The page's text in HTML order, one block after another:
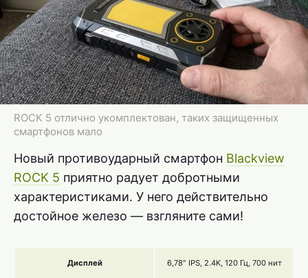
ROCK 5 отлично укомплектован, таких защищенных
смартфонов мало
Новый противоударный смартфон Blackview
ROCK 5 приятно радует добротными
характеристиками. У него действительно
достойное железо — взгляните сами!
Дисплей 6,78″ IPS, 2.4K, 120 Гц, 700 нит